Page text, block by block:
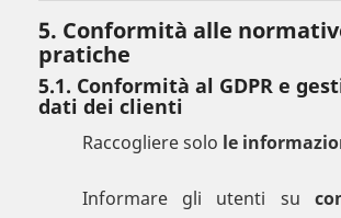
5. Conformità alle
pratiche
5.1. Conformità al GDPR e
dati dei clienti
Raccogliere solo le
Informare gli utenti su